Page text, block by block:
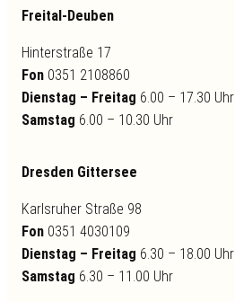
Freital-Deuben
Hinterstraße 17
Fon 0351 2108860
Dienstag – Freitag 6.00 – 17.30 Uhr
Samstag 6.00 – 10.30 Uhr
Dresden Gittersee
Karlsruher Straße 98
Fon 0351 4030109
Dienstag – Freitag 6.30 – 18.00 Uhr
Samstag 6.30 – 11.00 Uhr